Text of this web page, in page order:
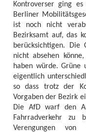
Kontroverser ging
Berliner
ist noch nicht
Bezirksamt auf, das
berücksichtigen.
nicht absehen
haben würde. Grüne
eigentlich
so dass trotz der
Vorgaben der Bezirk
Die AfD warf den
Fahrradverkehr zu
Verengungen